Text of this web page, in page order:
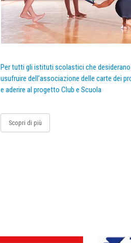
Per tutti gli istituti scolastici che
usufruire dell’associazione delle carte dei
e aderire al progetto Club e Scuola
Scopri di più